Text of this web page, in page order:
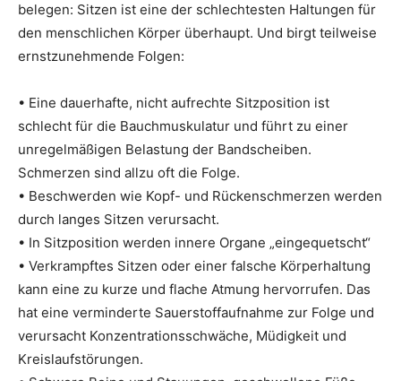
belegen: Sitzen ist eine der schlechtesten Haltungen für
den menschlichen Körper überhaupt. Und birgt teilweise
ernstzunehmende Folgen:
• Eine dauerhafte, nicht aufrechte Sitzposition ist
schlecht für die Bauchmuskulatur und führt zu einer
unregelmäßigen Belastung der Bandscheiben.
Schmerzen sind allzu oft die Folge.
• Beschwerden wie Kopf- und Rückenschmerzen werden
durch langes Sitzen verursacht.
• In Sitzposition werden innere Organe „eingequetscht“
• Verkrampftes Sitzen oder einer falsche Körperhaltung
kann eine zu kurze und flache Atmung hervorrufen. Das
hat eine verminderte Sauerstoffaufnahme zur Folge und
verursacht Konzentrationsschwäche, Müdigkeit und
Kreislaufstörungen.